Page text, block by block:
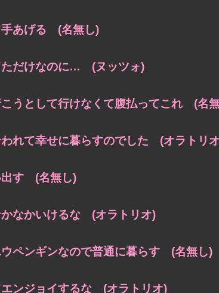
手あげる (名無し)
ただけなのに… (ヌッツォ)
うとして行けなくて腹払ってこれ (名
れて幸せに暮らすのでした (オラトリ
出す (名無し)
なかいけるな (オラトリオ)
ペンギンなので普通に暮らす (名無し)
エンジョイするな (オラトリオ)